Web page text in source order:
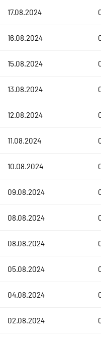
17.08.2024
16.08.2024
15.08.2024
13.08.2024
12.08.2024
11.08.2024
10.08.2024
09.08.2024
08.08.2024
08.08.2024
05.08.2024
04.08.2024
02.08.2024